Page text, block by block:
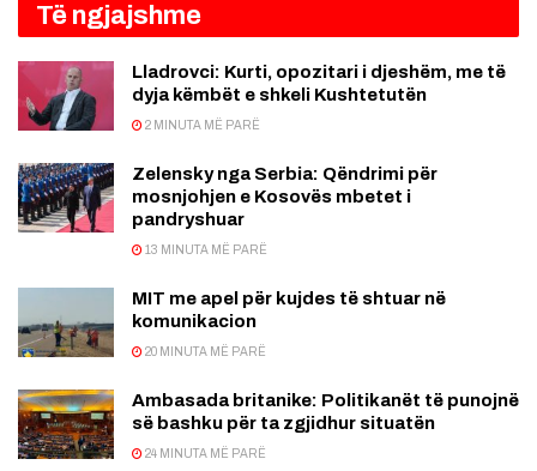
Të ngjajshme
Lladrovci: Kurti, opozitari i djeshëm, me të
dyja këmbët e shkeli Kushtetutën
2 MINUTA MË PARË
Zelensky nga Serbia: Qëndrimi për
mosnjohjen e Kosovës mbetet i
pandryshuar
13 MINUTA MË PARË
MIT me apel për kujdes të shtuar në
komunikacion
20 MINUTA MË PARË
Ambasada britanike: Politikanët të punojnë
së bashku për ta zgjidhur situatën
24 MINUTA MË PARË